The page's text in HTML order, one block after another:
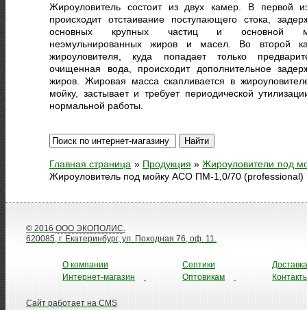
Жироуловитель состоит из двух камер. В первой
происходит отстаивание поступающего стока,
основных крупных частиц и основной
неэмульнированных жиров и масел. Во второй
жироуловителя, куда попадает только
очищенная вода, происходит дополнительное
жиров. Жировая масса скапливается в
мойку, застывает и требует периодической
нормальной работы.
Главная страница » Продукция » Жироуловители под
Жироуловитель под мойку АСО ПМ-1,0/70 (professional)
© 2016 ООО ЭКОПОЛИС
620085, г. Екатеринбург, ул. Походная 76, оф. 11.
О компании
Интернет-магазин
Септики
Оптовикам
Доставка
Сайт работает на CMS